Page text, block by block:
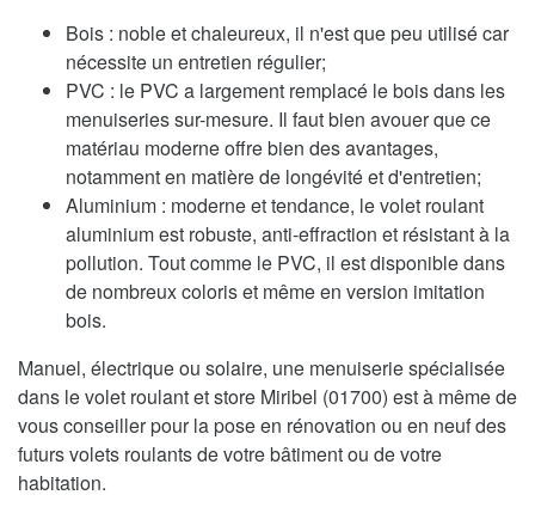
Bois : noble et chaleureux, il n'est que peu utilisé car
nécessite un entretien régulier;
PVC : le PVC a largement remplacé le bois dans les
menuiseries sur-mesure. Il faut bien avouer que ce
matériau moderne offre bien des avantages,
notamment en matière de longévité et d'entretien;
Aluminium : moderne et tendance, le volet roulant
aluminium est robuste, anti-effraction et résistant à la
pollution. Tout comme le PVC, il est disponible dans
de nombreux coloris et même en version imitation
bois.
Manuel, électrique ou solaire, une menuiserie spécialisée
dans le volet roulant et store Miribel (01700) est à même de
vous conseiller pour la pose en rénovation ou en neuf des
futurs volets roulants de votre bâtiment ou de votre
habitation.